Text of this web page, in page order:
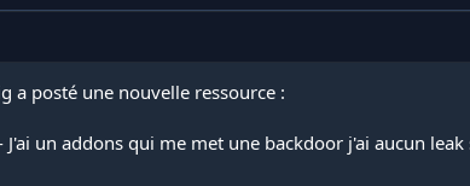
a posté une nouvelle ressource :
J'ai un addons qui me met une backdoor j'ai aucun